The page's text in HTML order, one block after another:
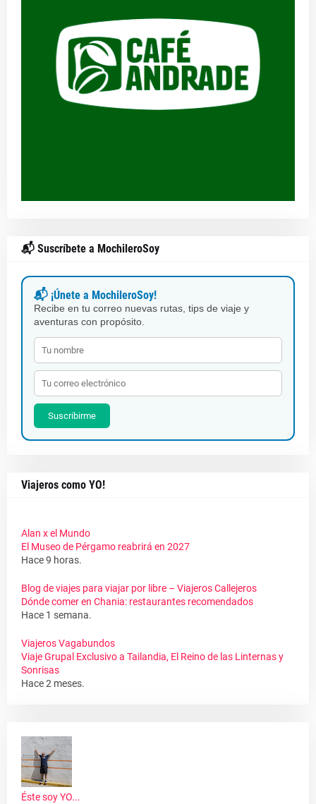
📬 Suscríbete a MochileroSoy
📬 ¡Únete a MochileroSoy!
Recibe en tu correo nuevas rutas, tips de viaje y
aventuras con propósito.
Suscribirme
Viajeros como YO!
Alan x el Mundo
El Museo de Pérgamo reabrirá en 2027
Hace 9 horas.
Blog de viajes para viajar por libre – Viajeros Callejeros
Dónde comer en Chania: restaurantes recomendados
Hace 1 semana.
Viajeros Vagabundos
Viaje Grupal Exclusivo a Tailandia, El Reino de las Linternas y
Sonrisas
Hace 2 meses.
Éste soy YO...